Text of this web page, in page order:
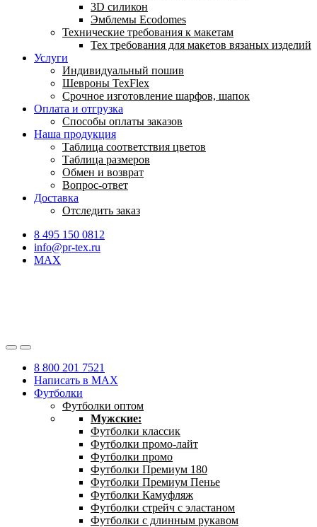
3D силикон
Эмблемы Ecodomes
Технические требования к макетам
Тех требования для макетов вязаных изделий
Услуги
Индивидуальный пошив
Шевроны TexFlex
Срочное изготовление шарфов, шапок
Оплата и отгрузка
Способы оплаты заказов
Наша продукция
Таблица соответствия цветов
Таблица размеров
Обмен и возврат
Вопрос-ответ
Доставка
Отследить заказ
8 495 150 0812
info@pr-tex.ru
MAX
8 800 201 7521
Написать в MAX
Футболки
Футболки оптом
Мужские:
Футболки классик
Футболки промо-лайт
Футболки промо
Футболки Премиум 180
Футболки Премиум Пенье
Футболки Камуфляж
Футболки стрейч с эластаном
Футболки с длинным рукавом